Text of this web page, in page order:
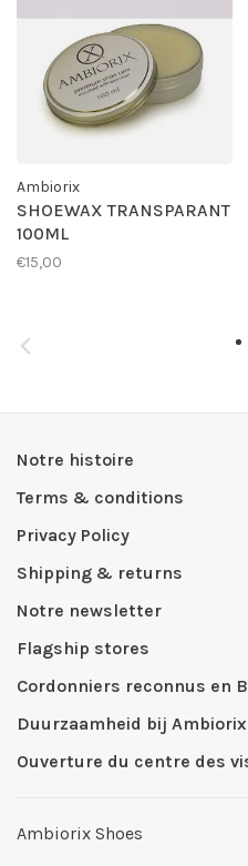
Ambiorix
SHOEWAX TRANSPARANT
100ML
€15,00
Notre histoire
Terms & conditions
Privacy Policy
Shipping & returns
Notre newsletter
Flagship stores
Cordonniers reconnus en
Duurzaamheid bij Ambiorix
Ouverture du centre des
Ambiorix Shoes